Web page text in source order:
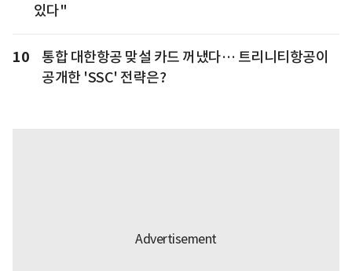
있다"
10
통합 대한항공 맞설 카드 꺼냈다… 트리니티항공이
공개한 'SSC' 전략은?